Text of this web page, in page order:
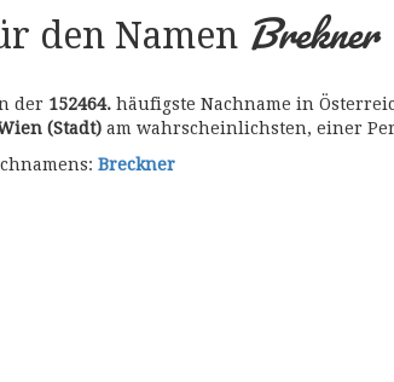
den Namen Brekner
der 152464. häufigste Nachname in
(Stadt) am wahrscheinlichsten, einer
Breckner